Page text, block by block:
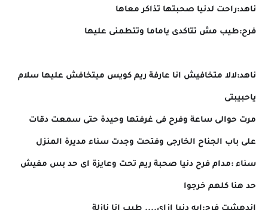
ناهد:راحت لدنيا صحبتها تذاكر معاها
فرح:طيب مش تتاكدى ياماما وتتطمنى عليها
ناهد:لالا متخافيش انا عارفة ريم كويس ميتخافش عليها سلام
ياحبيبتى
مرت حوالى ساعة وفرح فى غرفتها وحيدة حتى سمعت دقات
على باب الجناح الخارجى وفتحت وجدت سناء مديرة المنزل
سناء :مدام فرح دنيا صحبة ريم تحت وعايزة اى حد بس مفيش
حد هنا كلهم خرجوا